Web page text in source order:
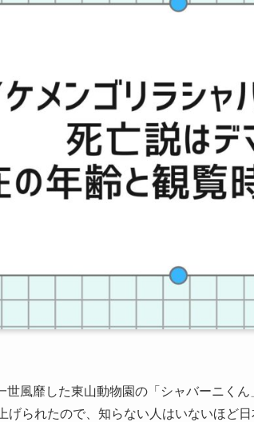
風靡した東山動物園の「シャバーニくん
げられたので、知らない人はいないほど日